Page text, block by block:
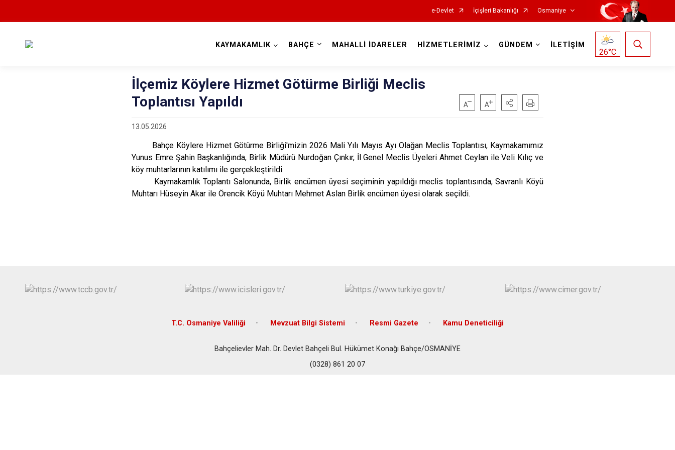
e-Devlet İçişleri Bakanlığı Osmaniye
Düziçi
Hasanbeyli
KAYMAKAMLIK BAHÇE MAHALLİ İDARELER HİZMETLERİMİZ GÜNDEM İLETİŞİM
26°C
İlçemiz Köylere Hizmet Götürme Birliği Meclis
Toplantısı Yapıldı
13.05.2026
Bahçe Köylere Hizmet Götürme Birliği'mizin 2026 Mali Yılı Mayıs Ayı Olağan Meclis Toplantısı, Kaymakamımız
Yunus Emre Şahin Başkanlığında, Birlik Müdürü Nurdoğan Çınkır, İl Genel Meclis Üyeleri Ahmet Ceylan ile Veli Kılıç ve
köy muhtarlarının katılımı ile gerçekleştirildi.
Kaymakamlık Toplantı Salonunda, Birlik encümen üyesi seçiminin yapıldığı meclis toplantısında, Savranlı Köyü
Muhtarı Hüseyin Akar ile Örencik Köyü Muhtarı Mehmet Aslan Birlik encümen üyesi olarak seçildi.
T.C. Osmaniye Valiliği Mevzuat Bilgi Sistemi Resmi Gazete Kamu Deneticiliği
Bahçelievler Mah. Dr. Devlet Bahçeli Bul. Hükümet Konağı Bahçe/OSMANİYE
(0328) 861 20 07